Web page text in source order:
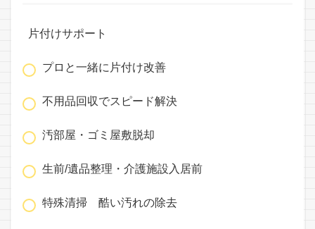
片付けサポート
プロと一緒に片付け改善
不用品回収でスピード解決
汚部屋・ゴミ屋敷脱却
生前/遺品整理・介護施設入居前
特殊清掃 酷い汚れの除去